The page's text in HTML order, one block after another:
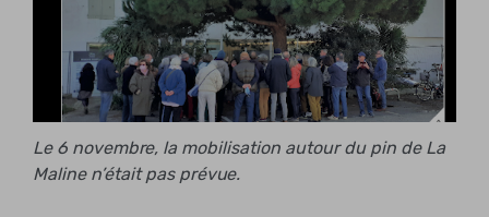
Le 6 novembre, la mobilisation autour du pin de La
Maline n’était pas prévue.